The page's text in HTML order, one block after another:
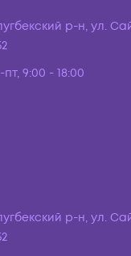
р-н, ул.
пт, 9:00 - 18:00
р-н, ул.